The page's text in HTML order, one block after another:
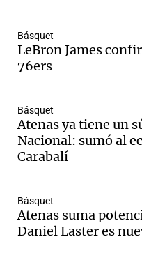
Básquet
LeBron James
76ers
Básquet
Atenas ya tiene un
Nacional: sumó al
Carabalí
Básquet
Atenas suma
Daniel Laster es
Mundial